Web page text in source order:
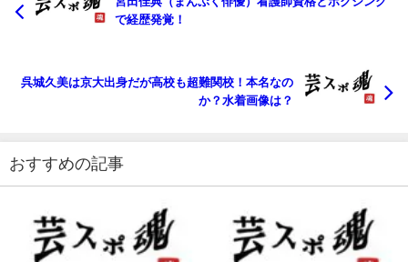
で経歴発覚！
呉城久美は京大出身だが高校も超難関校！本名なの
か？水着画像は？
おすすめの記事